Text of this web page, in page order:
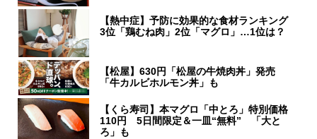
【熱中症】予防に効果的な食材ランキング
3位「鶏むね肉」2位「マグロ」…1位は？
【松屋】630円「松屋の牛焼肉丼」発売
「牛カルビホルモン丼」も
【くら寿司】本マグロ「中とろ」特別価格
110円 5日間限定＆一皿“無料” 「大と
ろ」も